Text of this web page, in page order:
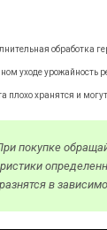
обработка
уходе урожайность
плохо хранятся и могут
покупке
в